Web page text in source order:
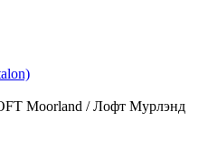
Moorland / Лофт Мурлэнд